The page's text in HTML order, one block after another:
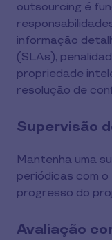
outsourcing é
informação
(SLAs),
propriedade
resolução de
Supervisão
Mantenha uma
periódicas com
progresso do
Avaliação